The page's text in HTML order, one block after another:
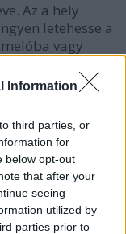
Information
third parties, or
for
below opt-out
that after your
seeing
utilized by
parties prior to
Az a hely
letehesse a
vagy
De sok ilyen
Ezek már
hanem a
is
nem szabad
a kínálatot
torzítja a
a belvárosba,